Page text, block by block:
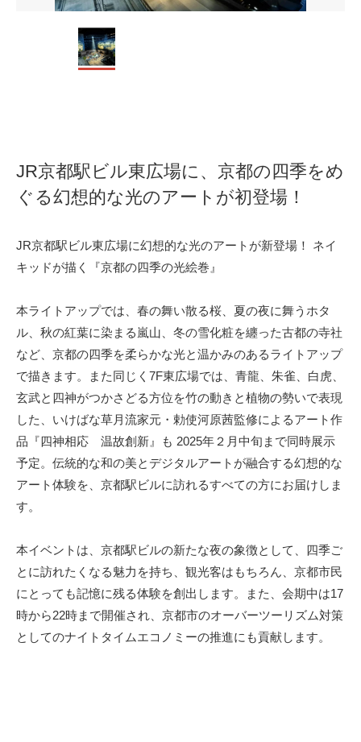
JR京都駅ビル東広場に、京都の四季をめ
ぐる幻想的な光のアートが初登場！
JR京都駅ビル東広場に幻想的な光のアートが新登場！ ネイ
キッドが描く『京都の四季の光絵巻』
本ライトアップでは、春の舞い散る桜、夏の夜に舞うホタ
ル、秋の紅葉に染まる嵐山、冬の雪化粧を纏った古都の寺社
など、京都の四季を柔らかな光と温かみのあるライトアップ
で描きます。また同じく7F東広場では、青龍、朱雀、白虎、
玄武と四神がつかさどる方位を竹の動きと植物の勢いで表現
した、いけばな草月流家元・勅使河原茜監修によるアート作
品『四神相応 温故創新』も 2025年２月中旬まで同時展示
予定。伝統的な和の美とデジタルアートが融合する幻想的な
アート体験を、京都駅ビルに訪れるすべての方にお届けしま
す。
本イベントは、京都駅ビルの新たな夜の象徴として、四季ご
とに訪れたくなる魅力を持ち、観光客はもちろん、京都市民
にとっても記憶に残る体験を創出します。また、会期中は17
時から22時まで開催され、京都市のオーバーツーリズム対策
としてのナイトタイムエコノミーの推進にも貢献します。